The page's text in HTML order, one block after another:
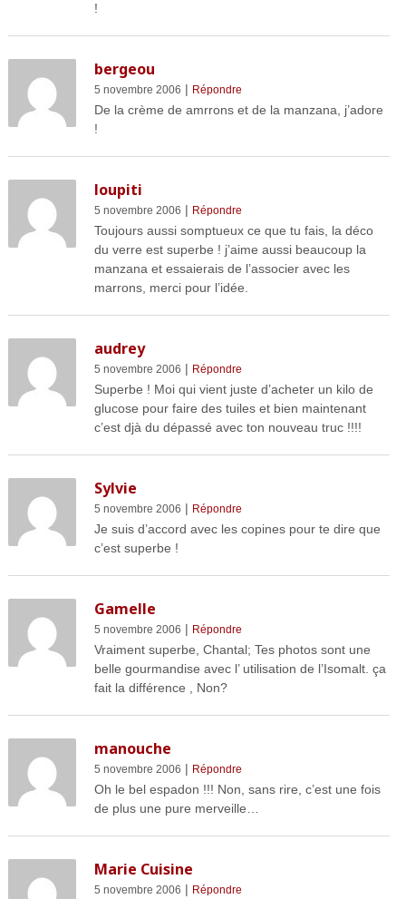
!
bergeou
5 novembre 2006 | Répondre
De la crème de amrrons et de la manzana, j’adore
!
loupiti
5 novembre 2006 | Répondre
Toujours aussi somptueux ce que tu fais, la déco
du verre est superbe ! j’aime aussi beaucoup la
manzana et essaierais de l’associer avec les
marrons, merci pour l’idée.
audrey
5 novembre 2006 | Répondre
Superbe ! Moi qui vient juste d’acheter un kilo de
glucose pour faire des tuiles et bien maintenant
c’est djà du dépassé avec ton nouveau truc !!!!
Sylvie
5 novembre 2006 | Répondre
Je suis d’accord avec les copines pour te dire que
c’est superbe !
Gamelle
5 novembre 2006 | Répondre
Vraiment superbe, Chantal; Tes photos sont une
belle gourmandise avec l’ utilisation de l’Isomalt. ça
fait la différence , Non?
manouche
5 novembre 2006 | Répondre
Oh le bel espadon !!! Non, sans rire, c’est une fois
de plus une pure merveille…
Marie Cuisine
5 novembre 2006 | Répondre